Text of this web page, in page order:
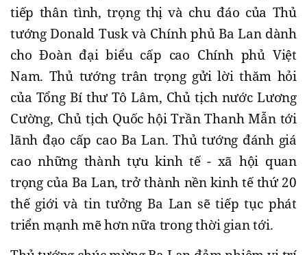
tiếp thân tình, trọng thị và chu đáo của Thủ
tướng Donald Tusk và Chính phủ Ba Lan dành
cho Đoàn đại biểu cấp cao Chính phủ Việt
Nam. Thủ tướng trân trọng gửi lời thăm hỏi
của Tổng Bí thư Tô Lâm, Chủ tịch nước Lương
Cường, Chủ tịch Quốc hội Trần Thanh Mẫn tới
lãnh đạo cấp cao Ba Lan. Thủ tướng đánh giá
cao những thành tựu kinh tế - xã hội quan
trọng của Ba Lan, trở thành nền kinh tế thứ 20
thế giới và tin tưởng Ba Lan sẽ tiếp tục phát
triển mạnh mẽ hơn nữa trong thời gian tới.